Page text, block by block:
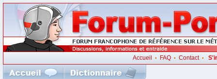
Accueil • FAQ• Contact•